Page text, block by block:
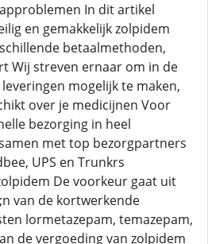
In dit artikel
en gemakkelijk zolpidem
betaalmethoden,
Wij streven ernaar om in de
mogelijk te maken,
over je medicijnen Voor
bezorging in heel
met top bezorgpartners
UPS en Trunkrs
De voorkeur gaat uit
van de kortwerkende
lormetazepam, temazepam,
de vergoeding van zolpidem